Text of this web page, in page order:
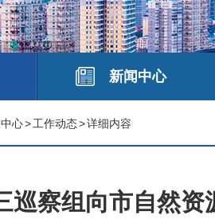
新闻中心
心>工作动态>详细内容
巡察组向市自然